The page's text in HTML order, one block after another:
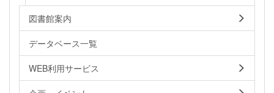
図書館案内
データベース一覧
WEB利用サービス